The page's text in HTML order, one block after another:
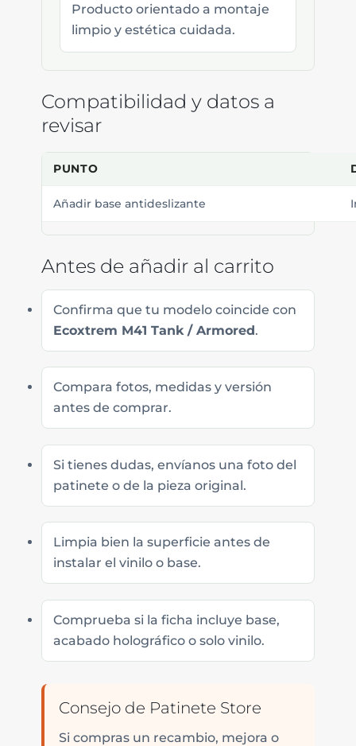
Producto orientado a montaje
limpio y estética cuidada.
Compatibilidad y datos a
revisar
PUNTO
Añadir base antideslizante
Antes de añadir al carrito
Confirma que tu modelo coincide con
Ecoxtrem M41 Tank / Armored.
Compara fotos, medidas y versión
antes de comprar.
Si tienes dudas, envíanos una foto del
patinete o de la pieza original.
Limpia bien la superficie antes de
instalar el vinilo o base.
Comprueba si la ficha incluye base,
acabado holográfico o solo vinilo.
Consejo de Patinete Store
Si compras un recambio, mejora o